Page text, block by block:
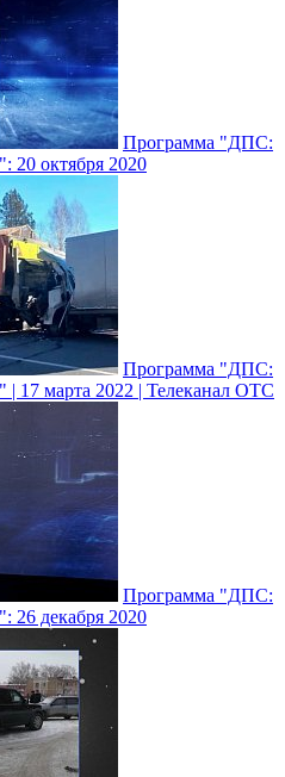
Программа "ДПС:
20 октября 2020
Программа "ДПС:
| 17 марта 2022 | Телеканал ОТС
Программа "ДПС:
26 декабря 2020